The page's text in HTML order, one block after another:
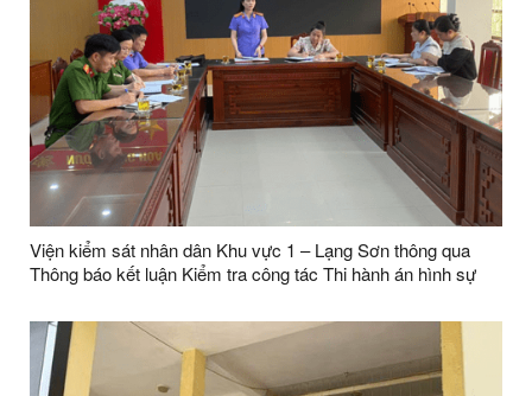
Viện kiểm sát nhân dân Khu vực 1 – Lạng Sơn thông qua
Thông báo kết luận Kiểm tra công tác Thi hành án hình sự